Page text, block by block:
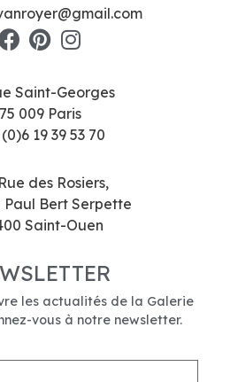
Saint-Georges
75 009 Paris
19 39 53 70
des Rosiers,
Paul Bert Serpette
Saint-Ouen
les actualités de la Galerie
vous à notre newsletter.